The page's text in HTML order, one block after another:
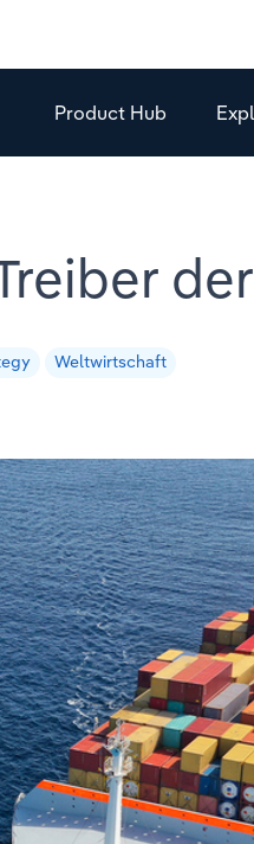
Product Hub
Weltwirtschaft